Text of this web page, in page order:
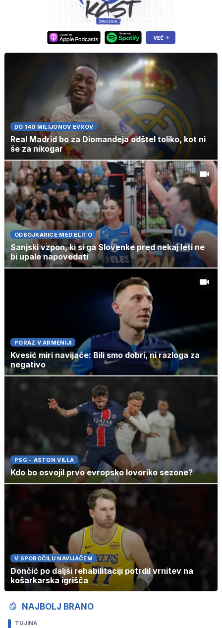
DO 140 MILIJONOV EVROV
Real Madrid bo za Diomandeja odštel toliko, kot ni
še za nikogar
ODBOJKARICE MED ELITO
Sanjski vzpon, ki si ga Slovenke pred nekaj leti ne
bi upale napovedati
PORAZ V ARMENIJI
Kvesić miri navijače: Bili smo dobri, ni razloga za
negativo
PSG - ASTON VILLA
Kdo bo osvojil prvo evropsko lovoriko sezone?
V SPOROČILU NAVIJAČEM
Dončić po daljši rehabilitaciji potrdil vrnitev na
košarkarska igrišča
NAJBOLJ BRANO
TUJINA